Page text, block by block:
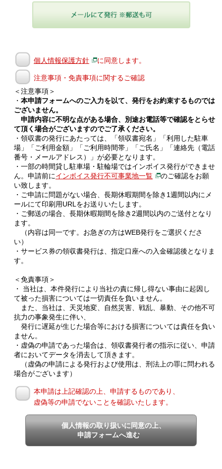
個人情報保護方針 に同意します。
注意事項・免責事項に関するご確認
＜注意事項＞
・ 本申請フォームへのご入力を以て、発行をお約束するものでは
ございません。
申請内容に不明な点がある場合、別途お電話等で確認をとらせ
て頂く場合がございますのでご了承ください。
・領収書の発行にあたっては、「領収書宛名」「利用した駐車
場」「ご利用金額」「ご利用時間帯」「ご氏名」「連絡先（電話
番号・メールアドレス）」が必要となります。
・一部の時間貸し駐車場・駐輪場ではインボイス発行ができませ
ん。申請前にインボイス発行不可事業地一覧
のご確認をお願
い致します。
・ご申請に問題がない場合、長期休暇期間を除き1週間以内にメ
ールにて印刷用URLをお送りいたします。
・ご郵送の場合、長期休暇期間を除き2週間以内のご送付となり
ます。
（内容は同一です。お急ぎの方はWEB発行をご選択くださ
い）
・サービス券の領収書発行は、指定口座への入金確認後となりま
す。
＜免責事項＞
・ 当社は、本件発行により当社の責に帰し得ない事由に起因し
て被った損害については一切責任を負いません。
また、当社は、天災地変、自然災害、戦乱、暴動、その他不可
抗力の事象発生に伴い、
発行に遅延が生じた場合等における損害については責任を負い
ません。
・虚偽の申請であった場合は、領収書発行者の指示に従い、申請
者においてデータを消去して頂きます。
（虚偽の申請による発行および使用は、刑法上の罪に問われる
場合がございます）
本申請は上記確認の上、申請するものであり、
虚偽等の申請でないことを確認いたします。
個人情報の取り扱いに同意の上、
申請フォームへ進む